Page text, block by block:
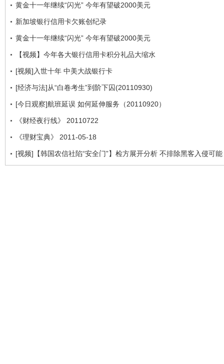
黄金十一年继续“闪光” 今年有望破2000美元
新加坡银行信用卡欠账创纪录
黄金十一年继续“闪光” 今年有望破2000美元
【视频】今年各大银行信用卡积分礼品大缩水
[视频]入世十年 中美大战银行卡
[经济与法]从“白卷考生”到阶下囚(20110930)
[今日观察]航班延误 如何延伸服务（20110920）
《财经夜行线》 20110722
《理财宝典》 2011-05-18
[视频]【韩国农信社陷“安全门”】检方展开分析 不排除黑客入侵可能